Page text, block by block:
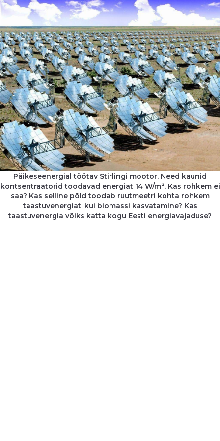
Päikeseenergial töötav Stirlingi mootor. Need kaunid
kontsentraatorid toodavad energiat 14 W/m2. Kas rohkem ei
saa? Kas selline põld toodab ruutmeetri kohta rohkem
taastuvenergiat, kui biomassi kasvatamine? Kas
taastuvenergia võiks katta kogu Eesti energiavajaduse?